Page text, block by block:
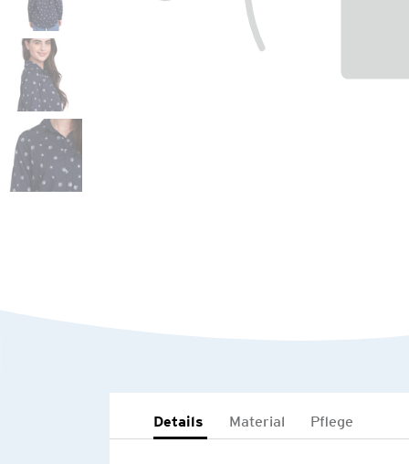
Details Material Pflege